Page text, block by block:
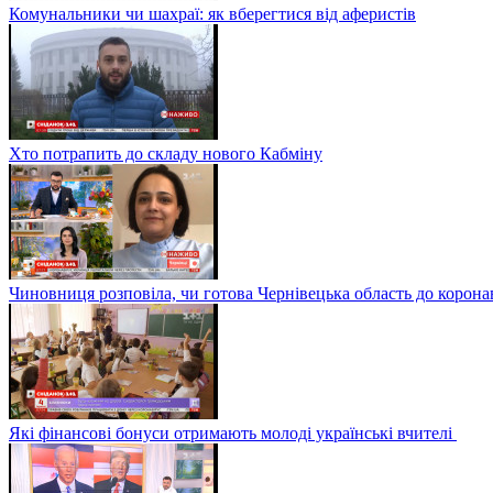
Комунальники чи шахраї: як вберегтися від аферистів
Хто потрапить до складу нового Кабміну
Чиновниця розповіла, чи готова Чернівецька область до
Які фінансові бонуси отримають молоді українські вчителі